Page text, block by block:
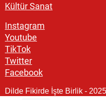
Kültür Sanat
Instagram
Youtube
TikTok
Twitter
Facebook
Dilde Fikirde İşte Birlik - 2025